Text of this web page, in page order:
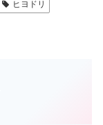
ヒヨドリ